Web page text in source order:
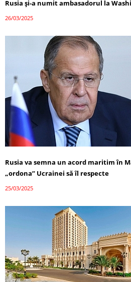
Rusia și-a numit ambasadorul la
26/03/2025
Rusia va semna un acord maritim în
„ordona” Ucrainei să îl respecte
25/03/2025